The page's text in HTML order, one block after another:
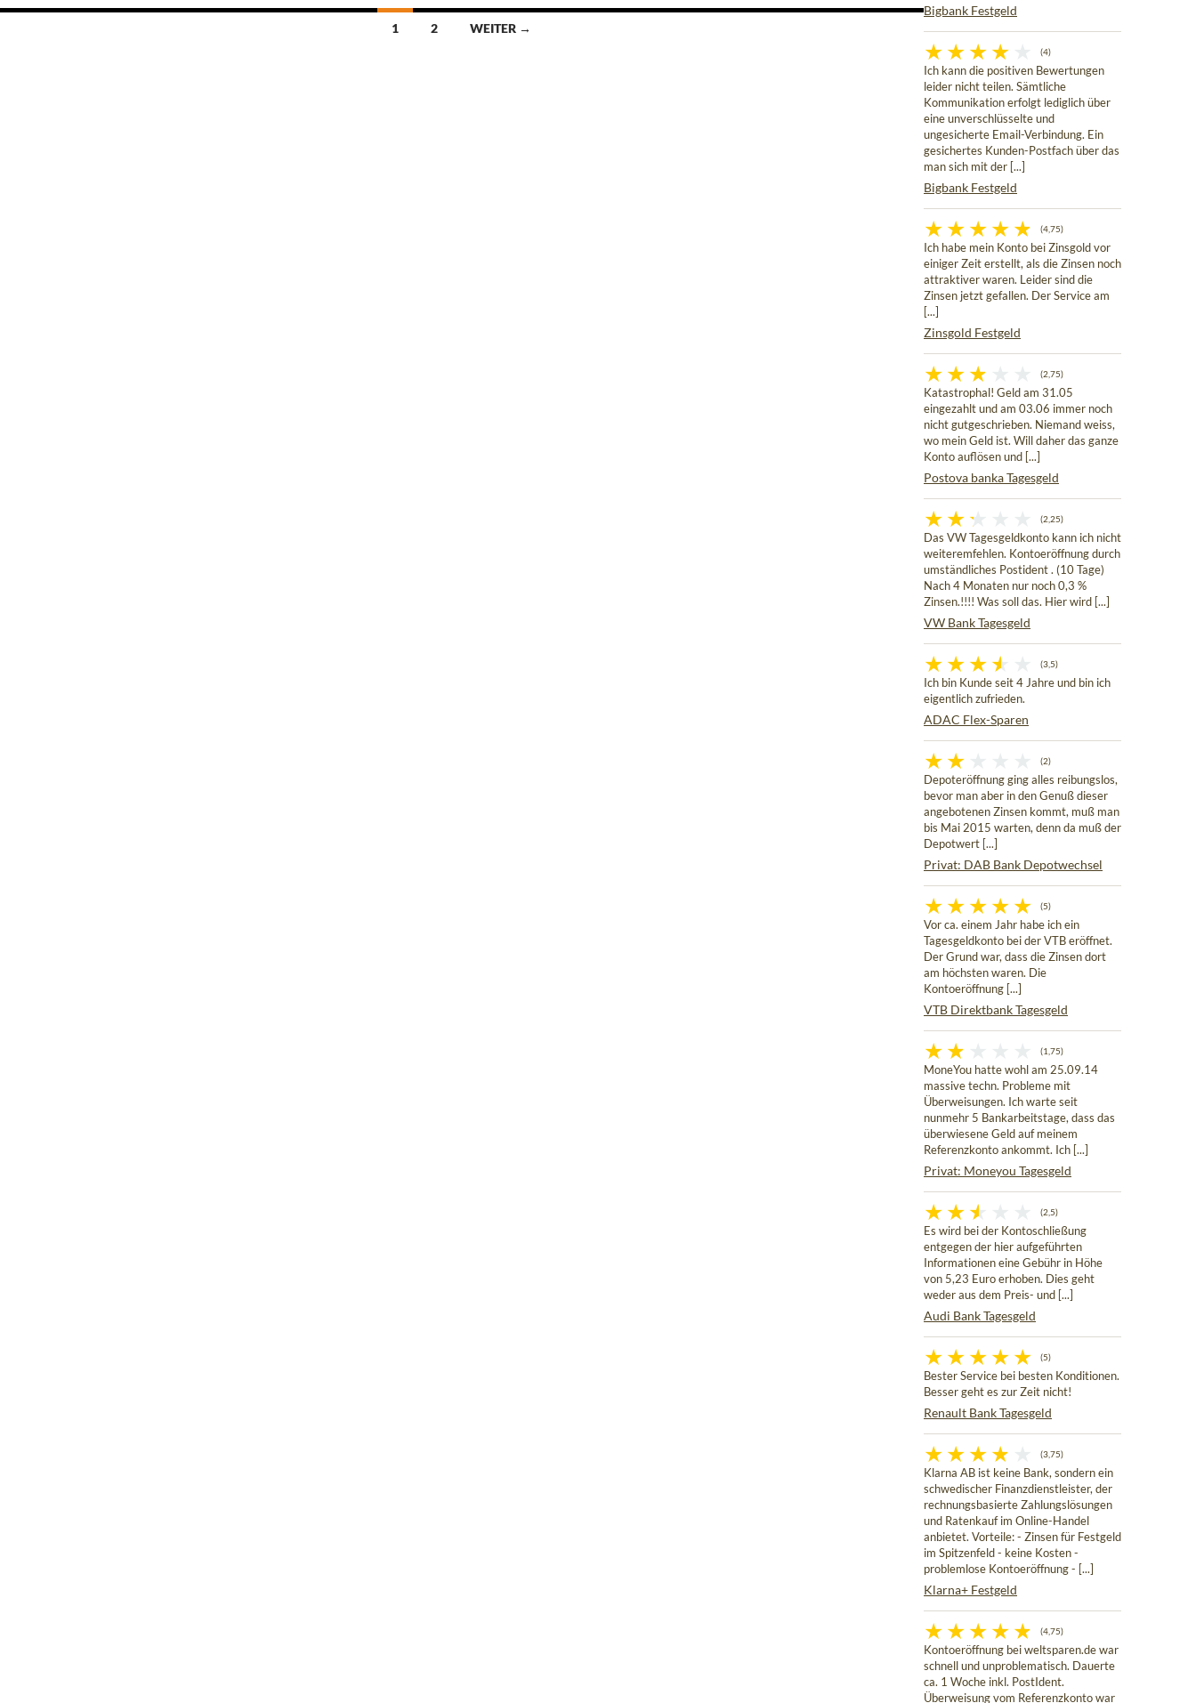
1 2 WEITER →
Bigbank Festgeld
(4)
Ich kann die positiven Bewertungen
leider nicht teilen. Sämtliche
Kommunikation erfolgt lediglich über
eine unverschlüsselte und
ungesicherte Email-Verbindung. Ein
gesichertes Kunden-Postfach über das
man sich mit der [...]
Bigbank Festgeld
(4,75)
Ich habe mein Konto bei Zinsgold vor
einiger Zeit erstellt, als die Zinsen noch
attraktiver waren. Leider sind die
Zinsen jetzt gefallen. Der Service am
[...]
Zinsgold Festgeld
(2,75)
Katastrophal! Geld am 31.05
eingezahlt und am 03.06 immer noch
nicht gutgeschrieben. Niemand weiss,
wo mein Geld ist. Will daher das ganze
Konto auflösen und [...]
Postova banka Tagesgeld
(2,25)
Das VW Tagesgeldkonto kann ich nicht
weiteremfehlen. Kontoeröffnung durch
umständliches Postident . (10 Tage)
Nach 4 Monaten nur noch 0,3 %
Zinsen.!!!! Was soll das. Hier wird [...]
VW Bank Tagesgeld
(3,5)
Ich bin Kunde seit 4 Jahre und bin ich
eigentlich zufrieden.
ADAC Flex-Sparen
(2)
Depoteröffnung ging alles reibungslos,
bevor man aber in den Genuß dieser
angebotenen Zinsen kommt, muß man
bis Mai 2015 warten, denn da muß der
Depotwert [...]
Privat: DAB Bank Depotwechsel
(5)
Vor ca. einem Jahr habe ich ein
Tagesgeldkonto bei der VTB eröffnet.
Der Grund war, dass die Zinsen dort
am höchsten waren. Die
Kontoeröffnung [...]
VTB Direktbank Tagesgeld
(1,75)
MoneYou hatte wohl am 25.09.14
massive techn. Probleme mit
Überweisungen. Ich warte seit
nunmehr 5 Bankarbeitstage, dass das
überwiesene Geld auf meinem
Referenzkonto ankommt. Ich [...]
Privat: Moneyou Tagesgeld
(2,5)
Es wird bei der Kontoschließung
entgegen der hier aufgeführten
Informationen eine Gebühr in Höhe
von 5,23 Euro erhoben. Dies geht
weder aus dem Preis- und [...]
Audi Bank Tagesgeld
(5)
Bester Service bei besten Konditionen.
Besser geht es zur Zeit nicht!
Renault Bank Tagesgeld
(3,75)
Klarna AB ist keine Bank, sondern ein
schwedischer Finanzdienstleister, der
rechnungsbasierte Zahlungslösungen
und Ratenkauf im Online-Handel
anbietet. Vorteile: - Zinsen für Festgeld
im Spitzenfeld - keine Kosten -
problemlose Kontoeröffnung - [...]
Klarna+ Festgeld
(4,75)
Kontoeröffnung bei weltsparen.de war
schnell und unproblematisch. Dauerte
ca. 1 Woche inkl. PostIdent.
Überweisung vom Referenzkonto war